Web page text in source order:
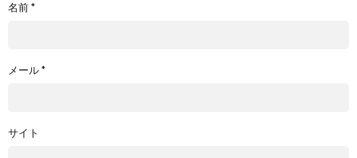
名前*
メール*
サイト